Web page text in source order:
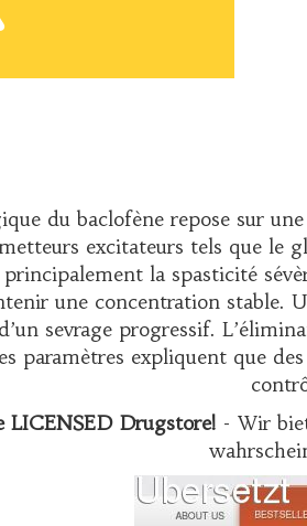
du baclofène repose sur
excitateurs tels que le
la spasticité
une concentration stable.
sevrage progressif.
paramètres expliquent que
Drugstore! - Wir